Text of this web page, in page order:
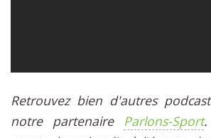
Retrouvez bien d'autres
notre partenaire Parlons-Sport.